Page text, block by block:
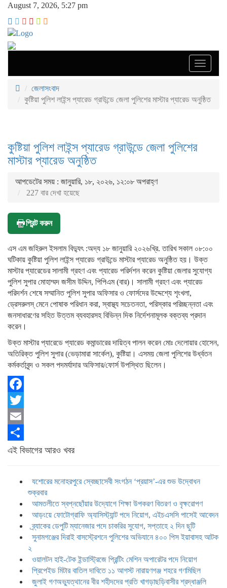
August 7, 2026, 5:27 pm
Toggle
জেলাসংবাদ
কুষ্টিয়া পুলিশ লাইন্স প্যারেড গ্রাউন্ডে জেলা পুলিশের মাস্টার প্যারেড অনুষ্ঠিত
কুষ্টিয়া পুলিশ লাইন্স প্যারেড গ্রাউন্ডে জেলা পুলিশের
মাস্টার প্যারেড অনুষ্ঠিত
আপডেটের সময় : জানুয়ারি, ১৮, ২০২৬, ১২:০৮ অপরাহ্ণ
227 বার দেখা হয়েছে
প্রিন্ট করুন
এস এম জহিরুল ইসলাম বিদ্যুৎ :অদ্য ১৮ জানুয়ারি ২০২৬খ্রি. তারিখ সকাল ০৮:০০
ঘটিকায় কুষ্টিয়া পুলিশ লাইন্স প্যারেড গ্রাউন্ডে মাস্টার প্যারেড অনুষ্ঠিত হয়। উক্ত
মাস্টার প্যারেডের সালামী গ্রহণ এবং প্যারেড পরির্দশন করেন কুষ্টিয়া জেলার সুযোগ্য
পুলিশ সুপার মোহাম্মদ জসীম উদ্দিন, পিপিএম (বার)। সালামী গ্রহণ এবং প্যারেড
পরিদর্শন শেষে সম্মানিত পুলিশ সুপার অফিসার ও ফোর্সদের উদ্দেশ্যে শৃংখলা,
ড্রেসরুলস্ মেনে পোষাক পরিধান করা, স্বাস্থ্য সচেতনতা, পরিস্কার পরিচ্ছন্নতা এবং
জনসাধারণের সহিত উত্তম ব্যবহারসহ বিভিন্ন দিক নির্দেশনামূলক বক্তব্য প্রদান
করেন।
উক্ত মাস্টার প্যারেডে প্যারেড কমান্ডারের দায়িত্ব পালন করেন মোঃ দেলোয়ার হোসেন,
অতিরিক্ত পুলিশ সুপার (ভেড়ামারা সার্কেল), কুষ্টিয়া। এসময় জেলা পুলিশের উর্ধ্বতন
কর্মকর্তাবৃন্দ ও সকল পদমর্যাদার অফিসার/ফোর্স উপস্থিত ছিলেন।
Facebook
Twitter
Email
Share
এই বিভাগের আরও খবর
যশোরের মনোহরপুরে স্বেচ্ছাসেবী সংগঠন ‘প্রয়াস’-এর শুভ উদ্বোধন
শুক্রবার
আমতলীতে স্বপ্নছোঁয়ার উদ্যোগে শিক্ষা উপকরণ বিতরণ ও বৃক্ষরোপণ
আড়ংয়ে ফোটোগ্রাফি অ্যাসিস্ট্যান্ট পদে নিয়োগ, এইচএসসি পাসেই আবেদন
ব্র্যাকের ডেপুটি ম্যানেজার পদে চাকরির সুযোগ, সপ্তাহে ২ দিন ছুটি
সুনামগঞ্জের দিরাই বাসস্ট্রেশনে পুলিশের অভিযানে ৪০০ পিস ইয়াবাসহ আটক
২
ওয়ালটন হাই-টেক ইন্ডাস্ট্রিজে প্রিন্টিং মেশিন অপারেটর পদে নিয়োগ
প্রিপেইড মিটার বাতিল দাবিতে ১১ আগস্ট নারায়ণগঞ্জ শহরে গণমিছিল
জুলাই গণঅভ্যুত্থানের বীর শহীদদের প্রতি খাগড়াছড়িবাসীর শ্রদ্ধাঞ্জলি